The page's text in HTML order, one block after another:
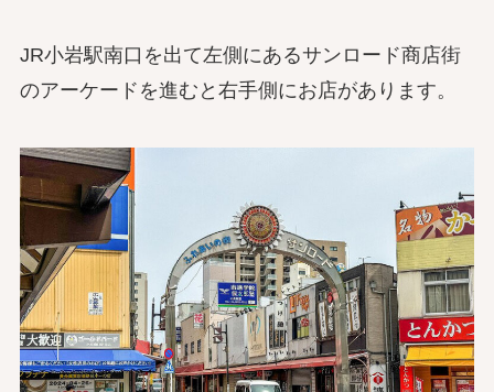
JR小岩駅南口を出て左側にあるサンロード商店街
のアーケードを進むと右手側にお店があります。